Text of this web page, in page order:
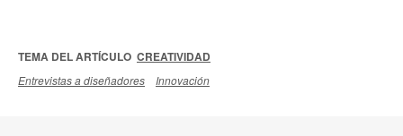
TEMA DEL ARTÍCULO CREATIVIDAD
Entrevistas a diseñadores Innovación